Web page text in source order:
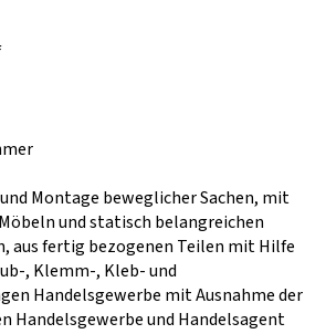
Montage beweglicher Sachen, mit
und statisch belangreichen
aus fertig bezogenen Teilen mit Hilfe
, Klemm-, Kleb- und
Handelsgewerbe mit Ausnahme der
Handelsgewerbe und Handelsagent